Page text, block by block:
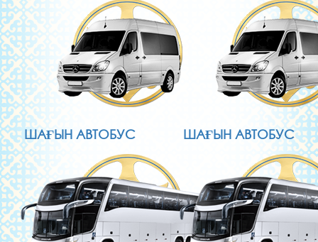
ШАҒЫН АВТОБУС ШАҒЫН АВТОБУС